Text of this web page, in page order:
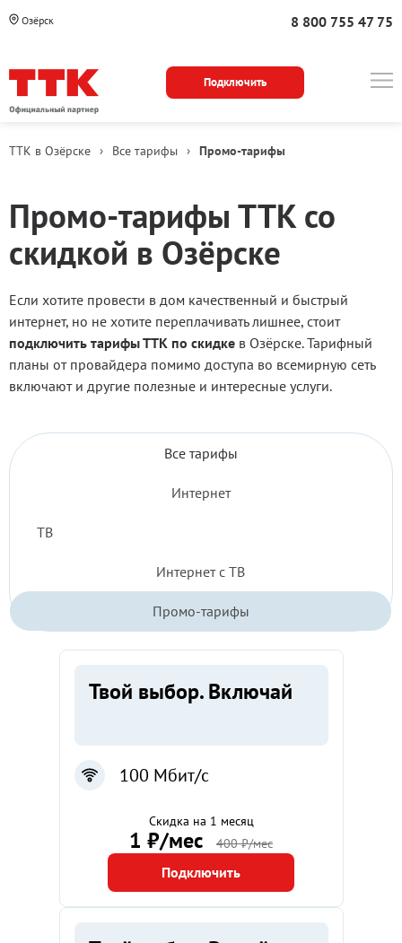
Озёрск 8 800 755 47 75
Подключить
ТТК в Озёрске › Все тарифы › Промо-тарифы
Промо-тарифы ТТК со
скидкой в Озёрске
Если хотите провести в дом качественный и быстрый
интернет, но не хотите переплачивать лишнее, стоит
подключить тарифы ТТК по скидке в Озёрске. Тарифный
планы от провайдера помимо доступа во всемирную сеть
включают и другие полезные и интересные услуги.
Все тарифы
Интернет
ТВ
Интернет с ТВ
Промо-тарифы
Все
2026
Твой выбор. Включай
100 Мбит/с
Скидка на 1 месяц
1 ₽/мес 400 ₽/мес
Подключить